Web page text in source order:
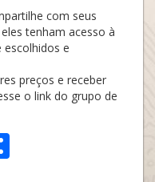
com seus
tenham acesso à
escolhidos e
preços e receber
o link do grupo de